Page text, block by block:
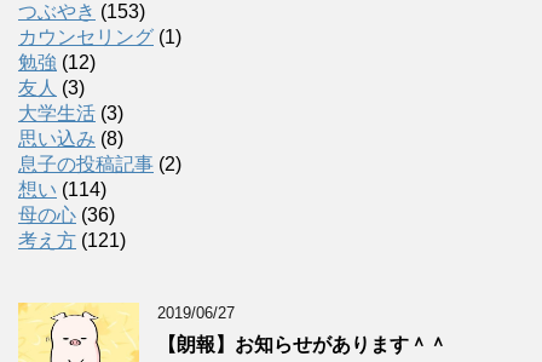
つぶやき (153)
カウンセリング (1)
勉強 (12)
友人 (3)
大学生活 (3)
思い込み (8)
息子の投稿記事 (2)
想い (114)
母の心 (36)
考え方 (121)
2019/06/27
【朗報】お知らせがあります＾＾